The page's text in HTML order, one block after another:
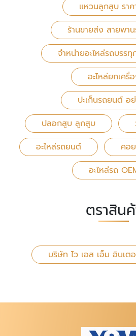
แหวนลูกสูบ รา
ร้านขายส่ง สายพา
จำหน่ายอะไหล่รถบรร
อะไหล่ยกเครื่
ปะเก็นรถยนต์ อ
ปลอกสูบ ลูกสูบ
อะไหล่รถยนต์
คอ
อะไหล่รถ
ตราสิน
บริษัท ไว เอส เอ็ม อินเต